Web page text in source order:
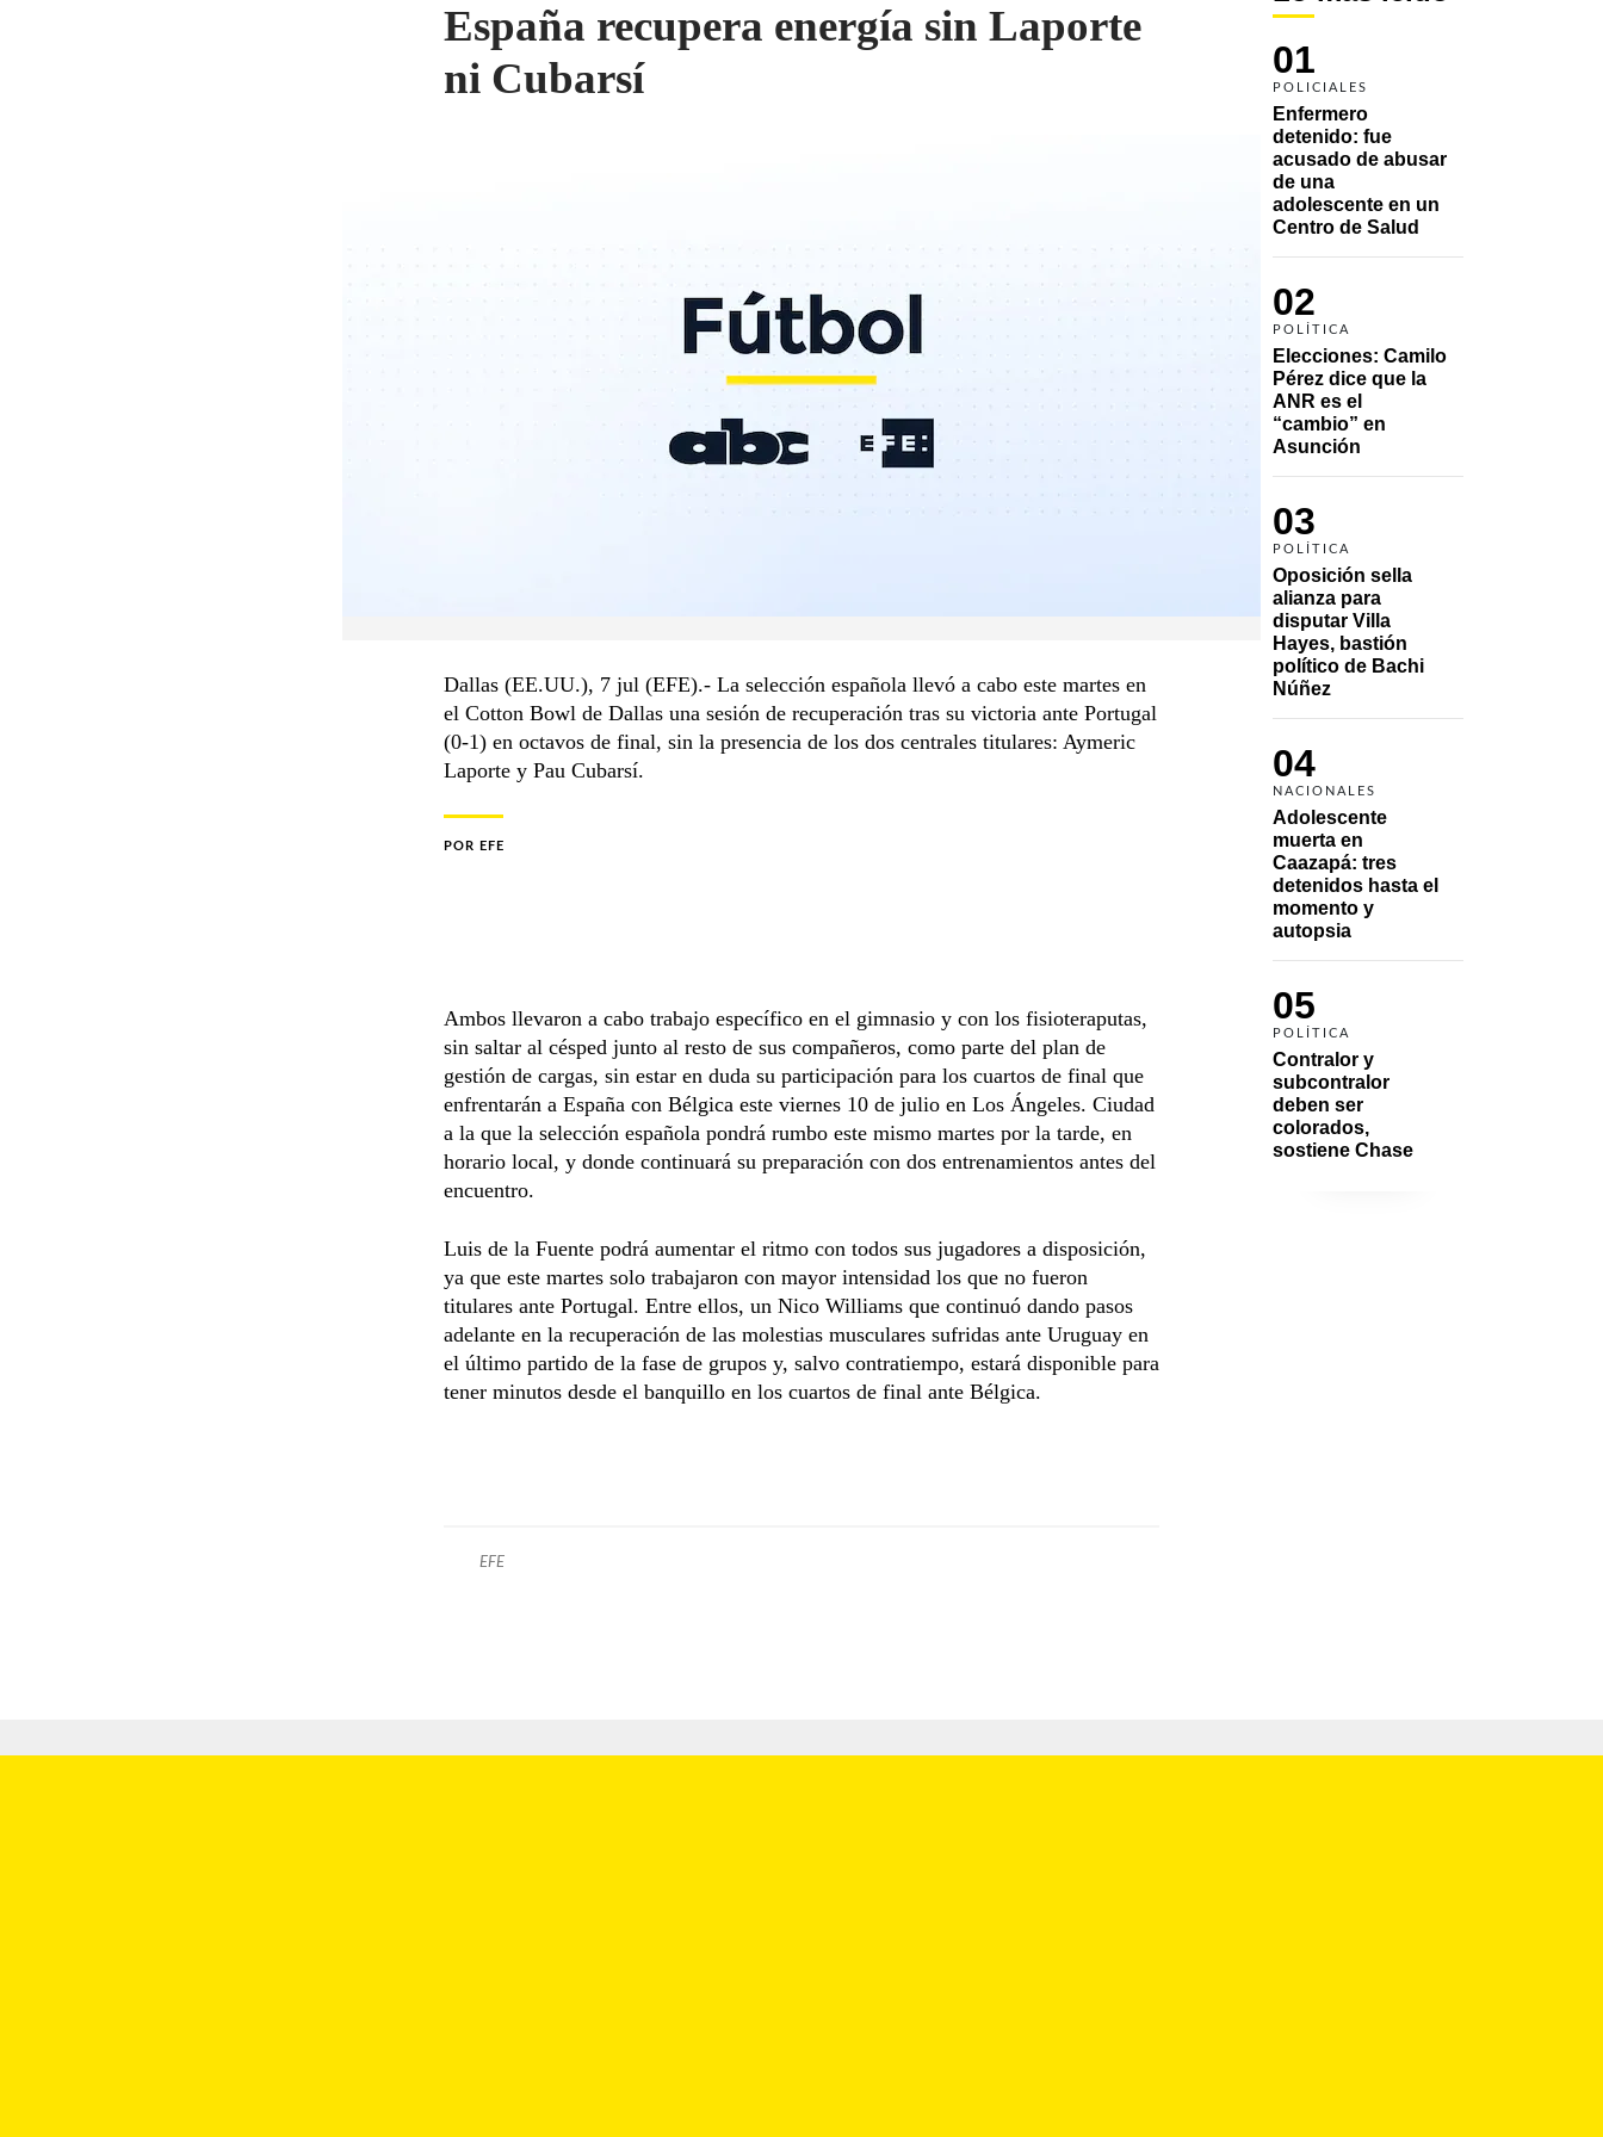
01
POLICIALES
Enfermero
detenido: fue
acusado de abusar
de una
adolescente en un
Centro de Salud
02
POLÍTICA
Elecciones: Camilo
Pérez dice que la
ANR es el
“cambio” en
Asunción
03
POLÍTICA
Oposición sella
alianza para
disputar Villa
Hayes, bastión
político de Bachi
Núñez
04
NACIONALES
Adolescente
muerta en
Caazapá: tres
detenidos hasta el
momento y
autopsia
05
POLÍTICA
Contralor y
subcontralor
deben ser
colorados,
sostiene Chase
España recupera energía sin Laporte
ni Cubarsí
Dallas (EE.UU.), 7 jul (EFE).- La selección española llevó a cabo este martes en
el Cotton Bowl de Dallas una sesión de recuperación tras su victoria ante Portugal
(0-1) en octavos de final, sin la presencia de los dos centrales titulares: Aymeric
Laporte y Pau Cubarsí.
POR EFE
Ambos llevaron a cabo trabajo específico en el gimnasio y con los fisioteraputas,
sin saltar al césped junto al resto de sus compañeros, como parte del plan de
gestión de cargas, sin estar en duda su participación para los cuartos de final que
enfrentarán a España con Bélgica este viernes 10 de julio en Los Ángeles. Ciudad
a la que la selección española pondrá rumbo este mismo martes por la tarde, en
horario local, y donde continuará su preparación con dos entrenamientos antes del
encuentro.
Luis de la Fuente podrá aumentar el ritmo con todos sus jugadores a disposición,
ya que este martes solo trabajaron con mayor intensidad los que no fueron
titulares ante Portugal. Entre ellos, un Nico Williams que continuó dando pasos
adelante en la recuperación de las molestias musculares sufridas ante Uruguay en
el último partido de la fase de grupos y, salvo contratiempo, estará disponible para
tener minutos desde el banquillo en los cuartos de final ante Bélgica.
EFE